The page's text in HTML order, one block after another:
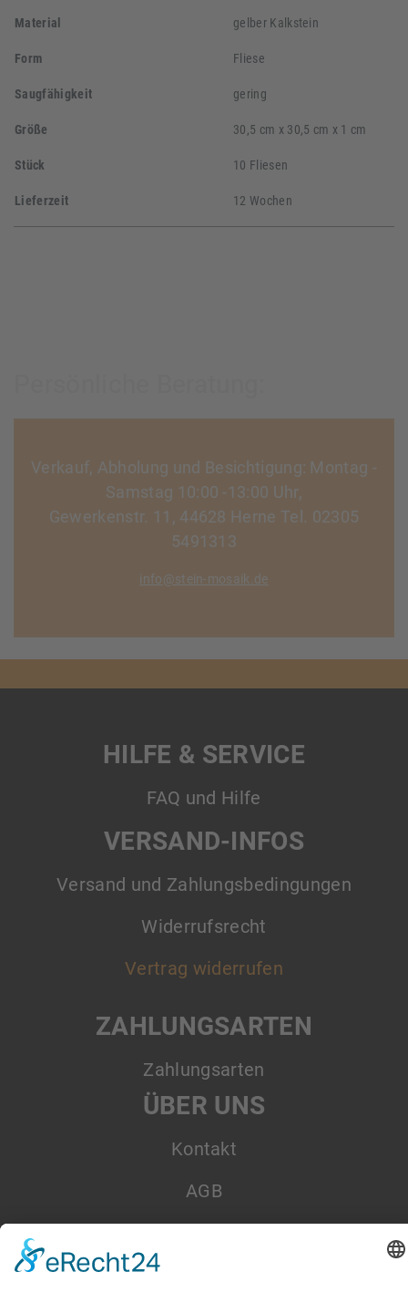
Material gelber Kalkstein
Form Fliese
Saugfähigkeit gering
Größe 30,5 cm x 30,5 cm x 1 cm
Stück 10 Fliesen
Lieferzeit 12 Wochen
Verkauf, Abholung und Besichtigung: Montag -
Samstag 10:00 -13:00 Uhr,
Gewerkenstr. 11, 44628 Herne Tel. 02305
5491313
info@stein-mosaik.de
HILFE & SERVICE
FAQ und Hilfe
VERSAND-INFOS
Versand und Zahlungsbedingungen
Widerrufsrecht
Vertrag widerrufen
ZAHLUNGSARTEN
Zahlungsarten
ÜBER UNS
Kontakt
AGB
Impressum